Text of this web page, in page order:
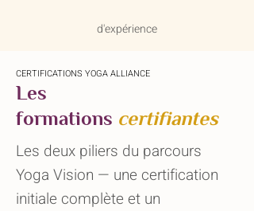
d'expérience
CERTIFICATIONS YOGA ALLIANCE
Les
formations certifiantes
Les deux piliers du parcours
Yoga Vision — une certification
initiale complète et un